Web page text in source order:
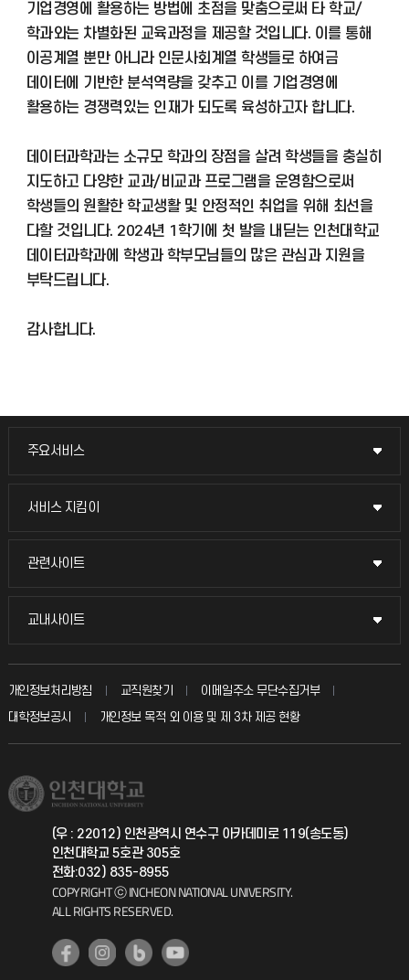
기업경영에 활용하는 방법에 초점을 맞춤으로써 타 학교/
학과와는 차별화된 교육과정을 제공할 것입니다. 이를 통해
이공계열 뿐만 아니라 인문사회계열 학생들로 하여금
데이터에 기반한 분석역량을 갖추고 이를 기업경영에
활용하는 경쟁력있는 인재가 되도록 육성하고자 합니다.
데이터과학과는 소규모 학과의 장점을 살려 학생들을 충실히
지도하고 다양한 교과/비교과 프로그램을 운영함으로써
학생들의 원활한 학교생활 및 안정적인 취업을 위해 최선을
다할 것입니다. 2024년 1학기에 첫 발을 내딛는 인천대학교
데이터과학과에 학생과 학부모님들의 많은 관심과 지원을
부탁드립니다.
감사합니다.
주요서비스
주요서비스
교무회의방송
입학안내
취업정보(학생)
서비스 지킴이
서비스 지킴이
묻고 답하기
칭찬마당
학생서비스 지킴이
관련사이트
관련사이트
국방헬프콜
총동문회
교내사이트
교내사이트
교수회
교육혁신본부
국제지원과
공자아카데미
기초교육원
공학교육혁신센터
개인정보처리방침 교직원찾기
이메일주소 무단수집거부
대학정보공시
개인정보 목적 외 이용 및 제 3차 제공 현황
(우 : 22012) 인천광역시 연수구 아카데미로 119(송도동)
인천대학교 5호관 305호
전화:032) 835-8955
COPYRIGHT ⓒ INCHEON NATIONAL UNIVERSITY.
ALL RIGHTS RESERVED.